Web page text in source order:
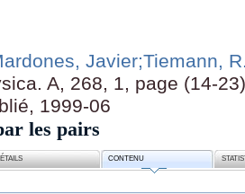
Javier;Tiemann,
A, 268, 1, page (14-23)
1999-06
les pairs
CONTENU